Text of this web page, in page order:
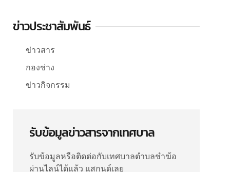
ข่าวประชาสัมพันธ์
ข่าวสาร
กองช่าง
ข่าวกิจกรรม
รับข้อมูลข่าวสารจากเทศบาล
รับข้อมูลหรือติดต่อกับเทศบาลตำบลชำฆ้อ
ผ่านไลน์ได้แล้ว แสกนด์เลย